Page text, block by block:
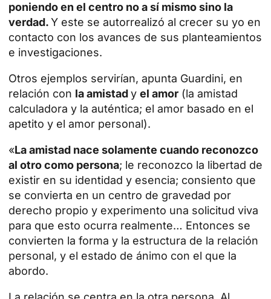
poniendo en el centro no a sí mismo sino la
verdad.Y este se autorrealizó al crecer su yo en
contacto con los avances de sus planteamientos
e investigaciones.
Otros ejemplos servirían, apunta Guardini, en
relación con la amistady el amor (la amistad
calculadora y la auténtica; el amor basado en el
apetito y el amor personal).
«La amistad nace solamente cuando reconozco
al otro como persona; le reconozco la libertad de
existir en su identidad y esencia; consiento que
se convierta en un centro de gravedad por
derecho propio y experimento una solicitud viva
para que esto ocurra realmente… Entonces se
convierten la forma y la estructura de la relación
personal, y el estado de ánimo con el que la
abordo.